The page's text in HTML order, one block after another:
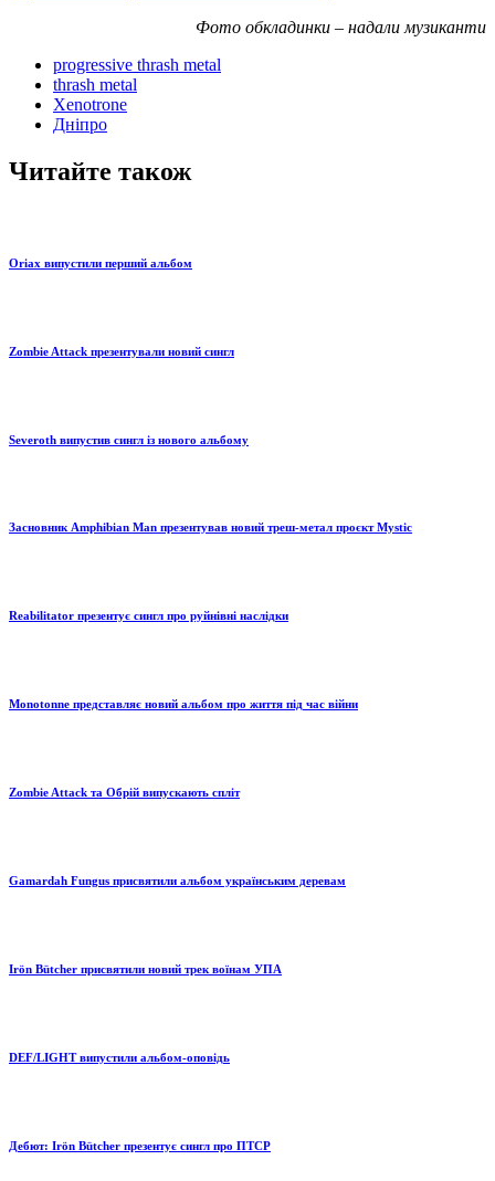
Фото обкладинки – надали музиканти
progressive thrash metal
thrash metal
Xenotrone
Дніпро
Читайте також
Oriax випустили перший альбом
Zombie Attack презентували новий сингл
Severoth випустив сингл із нового альбому
Засновник Amphibian Man презентував новий треш-метал проєкт Mystic
Reabilitator презентує сингл про руйнівні наслідки
Monotonne представляє новий альбом про життя під час війни
Zombie Attack та Обрій випускають спліт
Gamardah Fungus присвятили альбом українським деревам
Irön Bütcher присвятили новий трек воїнам УПА
DEF/LIGHT випустили альбом-оповідь
Дебют: Irön Bütcher презентує сингл про ПТСР